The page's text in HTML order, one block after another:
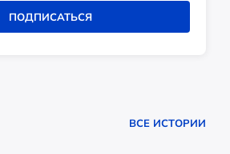
ПОДПИСАТЬСЯ
ВСЕ ИСТОРИИ